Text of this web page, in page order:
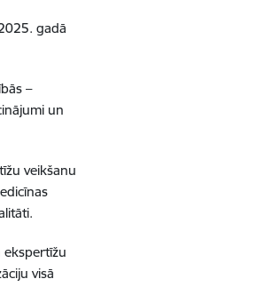
gadā
–
un
veikšanu
ekspertīžu
visā